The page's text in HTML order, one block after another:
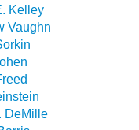
Kelley
Vaughn
DeMille